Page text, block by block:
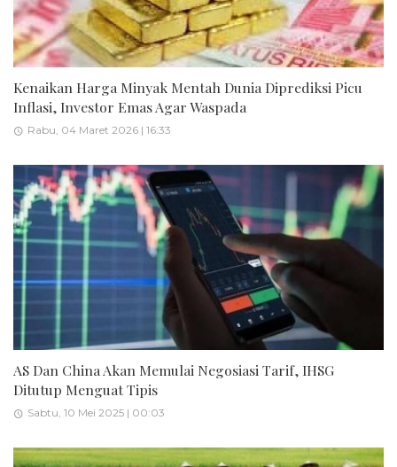
Kenaikan Harga Minyak Mentah Dunia Diprediksi Picu
Inflasi, Investor Emas Agar Waspada
Rabu, 04 Maret 2026 | 16:33
AS Dan China Akan Memulai Negosiasi Tarif, IHSG
Ditutup Menguat Tipis
Sabtu, 10 Mei 2025 | 00:03